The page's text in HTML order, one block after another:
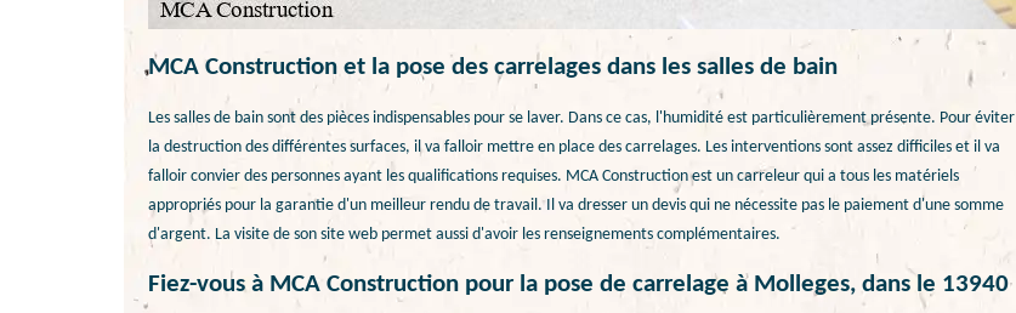
MCA Construction et la pose des carrelages dans les salles de bain
Les salles de bain sont des pièces indispensables pour se laver. Dans ce cas, l'humidité est particulièrement présente. Pour éviter
la destruction des différentes surfaces, il va falloir mettre en place des carrelages. Les interventions sont assez difficiles et il va
falloir convier des personnes ayant les qualifications requises. MCA Construction est un carreleur qui a tous les matériels
appropriés pour la garantie d'un meilleur rendu de travail. Il va dresser un devis qui ne nécessite pas le paiement d'une somme
d'argent. La visite de son site web permet aussi d'avoir les renseignements complémentaires.
Fiez-vous à MCA Construction pour la pose de carrelage à Molleges, dans le 13940